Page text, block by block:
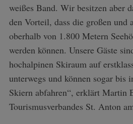
weißes Band. Wir besitzen aber
den Vorteil, dass die großen und
oberhalb von 1.800 Metern
werden können. Unsere Gäste
hochalpinen Skiraum auf
unterwegs und können sogar bis
Skiern abfahren“, erklärt Martin
Tourismusverbandes St. Anton